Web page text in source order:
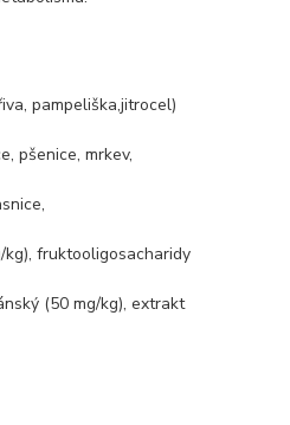
pampeliška,jitrocel)
pšenice, mrkev,
fruktooligosacharidy
(50 mg/kg), extrakt